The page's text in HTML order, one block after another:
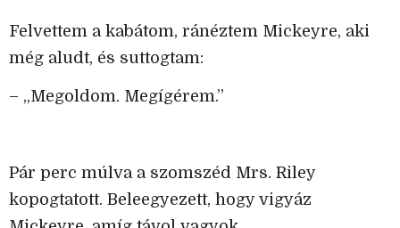
Felvettem a kabátom, ránéztem Mickeyre, aki
még aludt, és suttogtam:
– „Megoldom. Megígérem.”
Pár perc múlva a szomszéd Mrs. Riley
kopogtatott. Beleegyezett, hogy vigyáz